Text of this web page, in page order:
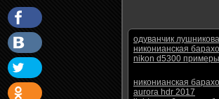
одуванчик
никонианская
nikon d5300
никонианская
aurora hdr 2017